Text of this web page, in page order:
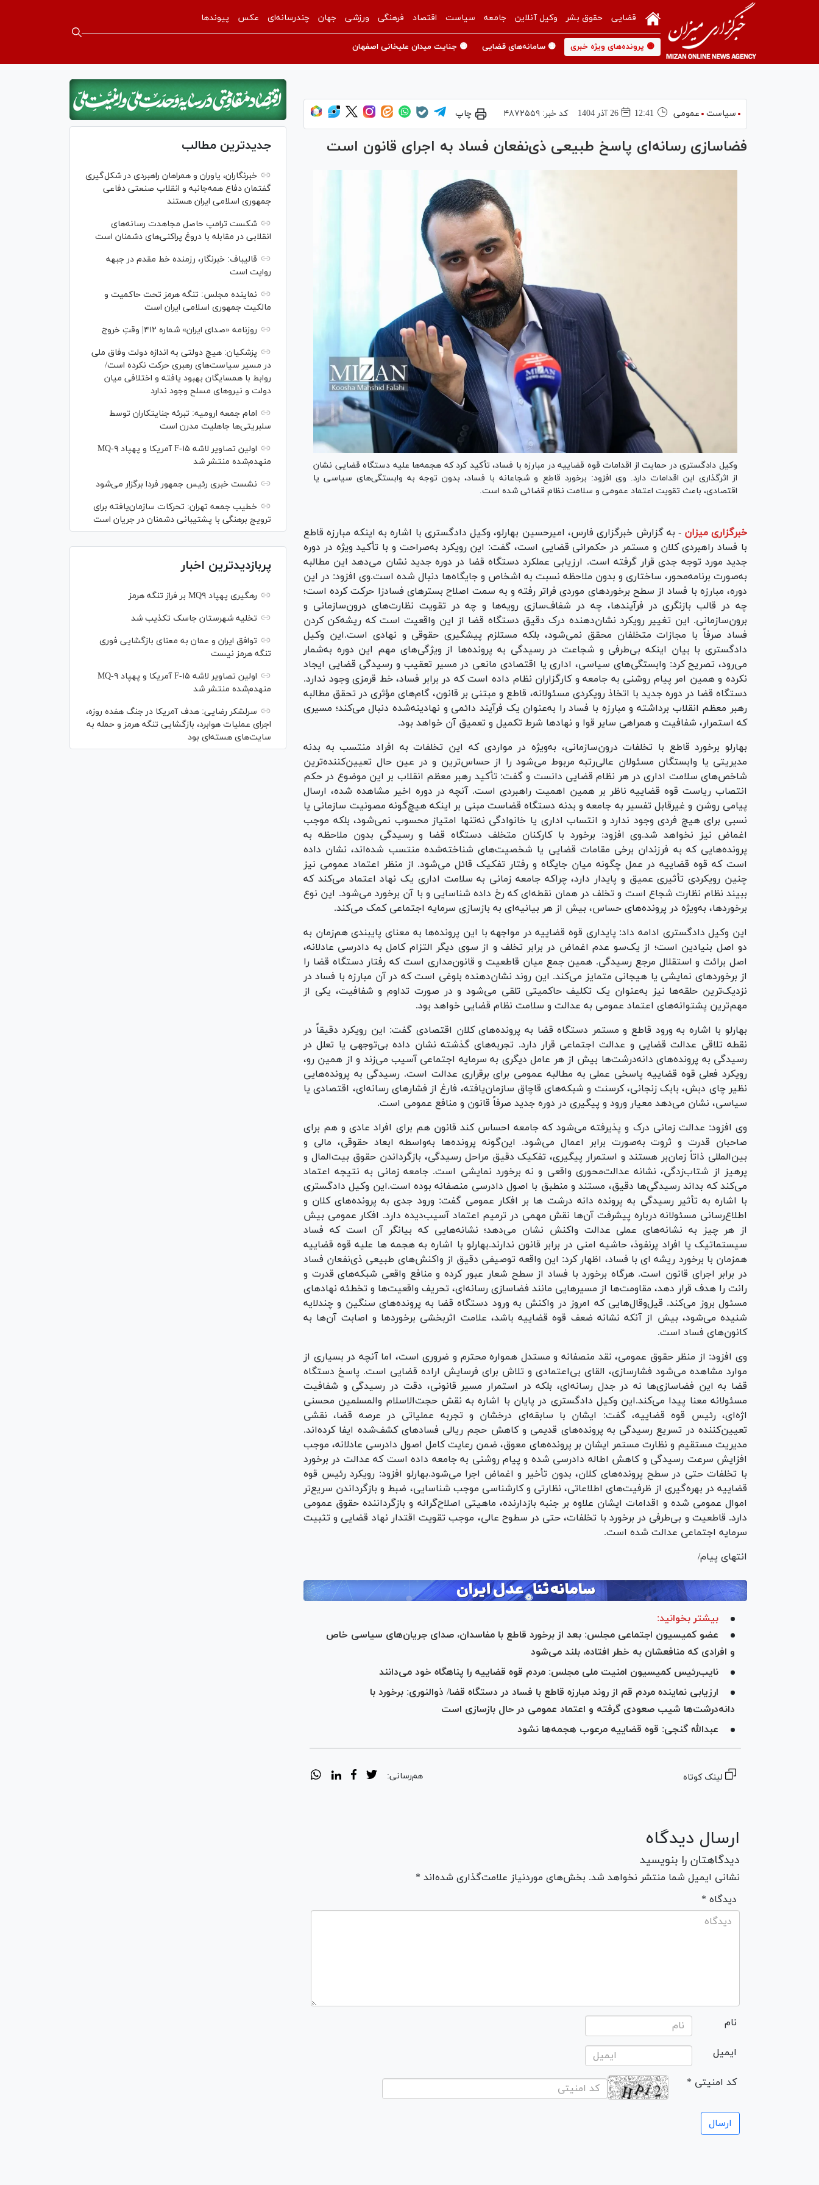
قضایی حقوق بشر وکیل آنلاین جامعه سیاست اقتصاد فرهنگی ورزشی جهان چندرسانه‌ای عکس پیوندها
🟡 پرونده‌های ویژه خبری 🟡 سامانه‌های قضایی 🟡 جنایت میدان علیخانی اصفهان
سیاست عمومی 12:41 26 آذر 1404 کد خبر: ۴۸۷۲۵۵۹ چاپ
فضاسازی رسانه‌ای پاسخ طبیعی ذی‌نفعان فساد به اجرای قانون است
وکیل دادگستری در حمایت از اقدامات قوه قضاییه در مبارزه با فساد، تأکید کرد که هجمه‌ها علیه دستگاه قضایی نشان
از اثرگذاری این اقدامات دارد. وی افزود: برخورد قاطع و شجاعانه با فساد، بدون توجه به وابستگی‌های سیاسی یا
اقتصادی، باعث تقویت اعتماد عمومی و سلامت نظام قضائی شده است.
خبرگزاری میزان - به گزارش خبرگزاری فارس، امیرحسین بهارلو، وکیل دادگستری با اشاره به اینکه مبارزه قاطع
با فساد راهبردی کلان و مستمر در حکمرانی قضایی است، گفت: این رویکرد به‌صراحت و با تأکید ویژه در دوره
جدید مورد توجه جدی قرار گرفته است. ارزیابی عملکرد دستگاه قضا در دوره جدید نشان می‌دهد این مطالبه
به‌صورت برنامه‌محور، ساختاری و بدون ملاحظه نسبت به اشخاص و جایگاه‌ها دنبال شده است.وی افزود: در این
دوره، مبارزه با فساد از سطح برخورد‌های موردی فراتر رفته و به سمت اصلاح بستر‌های فسادزا حرکت کرده است؛
چه در قالب بازنگری در فرآیندها، چه در شفاف‌سازی رویه‌ها و چه در تقویت نظارت‌های درون‌سازمانی و
برون‌سازمانی. این تغییر رویکرد نشان‌دهنده درک دقیق دستگاه قضا از این واقعیت است که ریشه‌کن کردن
فساد صرفاً با مجازات متخلفان محقق نمی‌شود، بلکه مستلزم پیشگیری حقوقی و نهادی است.این وکیل
دادگستری با بیان اینکه بی‌طرفی و شجاعت در رسیدگی به پرونده‌ها از ویژگی‌های مهم این دوره به‌شمار
می‌رود، تصریح کرد: وابستگی‌های سیاسی، اداری یا اقتصادی مانعی در مسیر تعقیب و رسیدگی قضایی ایجاد
نکرده و همین امر پیام روشنی به جامعه و کارگزاران نظام داده است که در برابر فساد، خط قرمزی وجود ندارد.
دستگاه قضا در دوره جدید با اتخاذ رویکردی مسئولانه، قاطع و مبتنی بر قانون، گام‌های مؤثری در تحقق مطالبه
رهبر معظم انقلاب برداشته و مبارزه با فساد را به‌عنوان یک فرآیند دائمی و نهادینه‌شده دنبال می‌کند؛ مسیری
که استمرار، شفافیت و همراهی سایر قوا و نهاد‌ها شرط تکمیل و تعمیق آن خواهد بود.
بهارلو برخورد قاطع با تخلفات درون‌سازمانی، به‌ویژه در مواردی که این تخلفات به افراد منتسب به بدنه
مدیریتی یا وابستگان مسئولان عالی‌رتبه مربوط می‌شود را از حساس‌ترین و در عین حال تعیین‌کننده‌ترین
شاخص‌های سلامت اداری در هر نظام قضایی دانست و گفت: تأکید رهبر معظم انقلاب بر این موضوع در حکم
انتصاب ریاست قوه قضاییه ناظر بر همین اهمیت راهبردی است. آنچه در دوره اخیر مشاهده شده، ارسال
پیامی روشن و غیرقابل تفسیر به جامعه و بدنه دستگاه قضاست مبنی بر اینکه هیچ‌گونه مصونیت سازمانی یا
نسبی برای هیچ فردی وجود ندارد و انتساب اداری یا خانوادگی نه‌تنها امتیاز محسوب نمی‌شود، بلکه موجب
اغماض نیز نخواهد شد.وی افزود: برخورد با کارکنان متخلف دستگاه قضا و رسیدگی بدون ملاحظه به
پرونده‌هایی که به فرزندان برخی مقامات قضایی یا شخصیت‌های شناخته‌شده منتسب شده‌اند، نشان داده
است که قوه قضاییه در عمل چگونه میان جایگاه و رفتار تفکیک قائل می‌شود. از منظر اعتماد عمومی نیز
چنین رویکردی تأثیری عمیق و پایدار دارد، چراکه جامعه زمانی به سلامت اداری یک نهاد اعتماد می‌کند که
ببیند نظام نظارت شجاع است و تخلف در همان نقطه‌ای که رخ داده شناسایی و با آن برخورد می‌شود. این نوع
برخوردها، به‌ویژه در پرونده‌های حساس، بیش از هر بیانیه‌ای به بازسازی سرمایه اجتماعی کمک می‌کند.
این وکیل دادگستری ادامه داد: پایداری قوه قضاییه در مواجهه با این پرونده‌ها به معنای پایبندی هم‌زمان به
دو اصل بنیادین است؛ از یک‌سو عدم اغماض در برابر تخلف و از سوی دیگر التزام کامل به دادرسی عادلانه،
اصل برائت و استقلال مرجع رسیدگی. همین جمع میان قاطعیت و قانون‌مداری است که رفتار دستگاه قضا را
از برخورد‌های نمایشی یا هیجانی متمایز می‌کند. این روند نشان‌دهنده بلوغی است که در آن مبارزه با فساد در
نزدیک‌ترین حلقه‌ها نیز به‌عنوان یک تکلیف حاکمیتی تلقی می‌شود و در صورت تداوم و شفافیت، یکی از
مهم‌ترین پشتوانه‌های اعتماد عمومی به عدالت و سلامت نظام قضایی خواهد بود.
بهارلو با اشاره به ورود قاطع و مستمر دستگاه قضا به پرونده‌های کلان اقتصادی گفت: این رویکرد دقیقاً در
نقطه تلاقی عدالت قضایی و عدالت اجتماعی قرار دارد. تجربه‌های گذشته نشان داده بی‌توجهی یا تعلل در
رسیدگی به پرونده‌های دانه‌درشت‌ها بیش از هر عامل دیگری به سرمایه اجتماعی آسیب می‌زند و از همین رو،
رویکرد فعلی قوه قضاییه پاسخی عملی به مطالبه عمومی برای برقراری عدالت است. رسیدگی به پرونده‌هایی
نظیر چای دبش، بابک زنجانی، کرسنت و شبکه‌های قاچاق سازمان‌یافته، فارغ از فشار‌های رسانه‌ای، اقتصادی یا
سیاسی، نشان می‌دهد معیار ورود و پیگیری در دوره جدید صرفاً قانون و منافع عمومی است.
وی افزود: عدالت زمانی درک و پذیرفته می‌شود که جامعه احساس کند قانون هم برای افراد عادی و هم برای
صاحبان قدرت و ثروت به‌صورت برابر اعمال می‌شود. این‌گونه پرونده‌ها به‌واسطه ابعاد حقوقی، مالی و
بین‌المللی ذاتاً زمان‌بر هستند و استمرار پیگیری، تفکیک دقیق مراحل رسیدگی، بازگرداندن حقوق بیت‌المال و
پرهیز از شتاب‌زدگی، نشانه عدالت‌محوری واقعی و نه برخورد نمایشی است. جامعه زمانی به نتیجه اعتماد
می‌کند که بداند رسیدگی‌ها دقیق، مستند و منطبق با اصول دادرسی منصفانه بوده است.این وکیل دادگستری
با اشاره به تأثیر رسیدگی به پرونده دانه درشت ها بر افکار عمومی گفت: ورود جدی به پرونده‌های کلان و
اطلاع‌رسانی مسئولانه درباره پیشرفت آن‌ها نقش مهمی در ترمیم اعتماد آسیب‌دیده دارد. افکار عمومی بیش
از هر چیز به نشانه‌های عملی عدالت واکنش نشان می‌دهد؛ نشانه‌هایی که بیانگر آن است که فساد
سیستماتیک یا افراد پرنفوذ، حاشیه امنی در برابر قانون ندارند.بهارلو با اشاره به هجمه ها علیه قوه قضاییه
همزمان با برخورد ریشه ای با فساد، اظهار کرد: این واقعه توصیفی دقیق از واکنش‌های طبیعی ذی‌نفعان فساد
در برابر اجرای قانون است. هرگاه برخورد با فساد از سطح شعار عبور کرده و منافع واقعی شبکه‌های قدرت و
رانت را هدف قرار دهد، مقاومت‌ها از مسیرهایی مانند فضاسازی رسانه‌ای، تحریف واقعیت‌ها و تخطئه نهادهای
مسئول بروز می‌کند. قیل‌وقال‌هایی که امروز در واکنش به ورود دستگاه قضا به پرونده‌های سنگین و چندلایه
شنیده می‌شود، بیش از آنکه نشانه ضعف قوه قضاییه باشد، علامت اثربخشی برخوردها و اصابت آن‌ها به
کانون‌های فساد است.
وی افزود: از منظر حقوق عمومی، نقد منصفانه و مستدل همواره محترم و ضروری است، اما آنچه در بسیاری از
موارد مشاهده می‌شود فشارسازی، القای بی‌اعتمادی و تلاش برای فرسایش اراده قضایی است. پاسخ دستگاه
قضا به این فضاسازی‌ها نه در جدل رسانه‌ای، بلکه در استمرار مسیر قانونی، دقت در رسیدگی و شفافیت
مسئولانه معنا پیدا می‌کند.این وکیل دادگستری در پایان با اشاره به نقش حجت‌الاسلام والمسلمین محسنی
اژه‌ای، رئیس قوه قضاییه، گفت: ایشان با سابقه‌ای درخشان و تجربه عملیاتی در عرصه قضا، نقشی
تعیین‌کننده در تسریع رسیدگی به پرونده‌های قدیمی و کاهش حجم ریالی فسادهای کشف‌شده ایفا کرده‌اند.
مدیریت مستقیم و نظارت مستمر ایشان بر پرونده‌های معوق، ضمن رعایت کامل اصول دادرسی عادلانه، موجب
افزایش سرعت رسیدگی و کاهش اطاله دادرسی شده و پیام روشنی به جامعه داده است که عدالت در برخورد
با تخلفات حتی در سطح پرونده‌های کلان، بدون تأخیر و اغماض اجرا می‌شود.بهارلو افزود: رویکرد رئیس قوه
قضاییه در بهره‌گیری از ظرفیت‌های اطلاعاتی، نظارتی و کارشناسی موجب شناسایی، ضبط و بازگرداندن سریع‌تر
اموال عمومی شده و اقدامات ایشان علاوه بر جنبه بازدارنده، ماهیتی اصلاح‌گرانه و بازگرداننده حقوق عمومی
دارد. قاطعیت و بی‌طرفی در برخورد با تخلفات، حتی در سطوح عالی، موجب تقویت اقتدار نهاد قضایی و تثبیت
سرمایه اجتماعی عدالت شده است.
انتهای پیام/
بیشتر بخوانید:
عضو کمیسیون اجتماعی مجلس: بعد از برخورد قاطع با مفاسدان، صدا‌ی جریان‌های سیاسی خاص
و افرادی که منافعشان به خطر افتاده، بلند می‌شود
نایب‌رئیس کمیسیون امنیت ملی مجلس: مردم قوه قضاییه را پناهگاه خود می‌دانند
ارزیابی نماینده مردم قم از روند مبارزه قاطع با فساد در دستگاه قضا/ ذوالنوری: برخورد با
دانه‌درشت‌ها شیب صعودی گرفته و اعتماد عمومی در حال بازسازی است
عبدالله گنجی: قوه قضاییه مرعوب هجمه‌ها نشود
لینک کوتاه هم‌رسانی:
ارسال دیدگاه
دیدگاهتان را بنویسید
نشانی ایمیل شما منتشر نخواهد شد. بخش‌های موردنیاز علامت‌گذاری شده‌اند *
* دیدگاه
نام
ایمیل
* کد امنیتی
جدیدترین مطالب
خبرنگاران، یاوران و همراهان راهبردی در شکل‌گیری
گفتمان دفاع همه‌جانبه و انقلاب صنعتی دفاعی
جمهوری اسلامی ایران هستند
شکست ترامپ حاصل مجاهدت رسانه‌های
انقلابی در مقابله با دروغ پراکنی‌های دشمنان است
قالیباف: خبرنگار، رزمنده خط مقدم در جبهه
روایت است
نماینده مجلس: تنگه هرمز تحت حاکمیت و
مالکیت جمهوری اسلامی ایران است
روزنامه «صدای ایران» شماره ۴۱۲| وقتِ خروج
پزشکیان: هیچ دولتی به اندازه دولت وفاق ملی
در مسیر سیاست‌های رهبری حرکت نکرده است/
روابط با همسایگان بهبود یافته و اختلافی میان
دولت و نیروهای مسلح وجود ندارد
امام جمعه ارومیه: تبرئه جنایتکاران توسط
سلبریتی‌ها جاهلیت مدرن است
اولین تصاویر لاشه F-۱۵ آمریکا و پهپاد MQ-۹
منهدم‌شده منتشر شد
نشست خبری رئیس‌ جمهور فردا برگزار می‌شود
خطیب جمعه تهران: تحرکات سازمان‌یافته برای
ترویج برهنگی با پشتیبانی دشمنان در جریان است
پربازدیدترین اخبار
رهگیری پهپاد MQ۹ بر فراز تنگه هرمز
تخلیه شهرستان جاسک تکذیب شد
توافق ایران و عمان به معنای بازگشایی فوری
تنگه هرمز نیست
اولین تصاویر لاشه F-۱۵ آمریکا و پهپاد MQ-۹
منهدم‌شده منتشر شد
سرلشکر رضایی: هدف آمریکا در جنگ هفده روزه،
اجرای عملیات هوابرد، بازگشایی تنگه هرمز و حمله به
سایت‌های هسته‌ای بود